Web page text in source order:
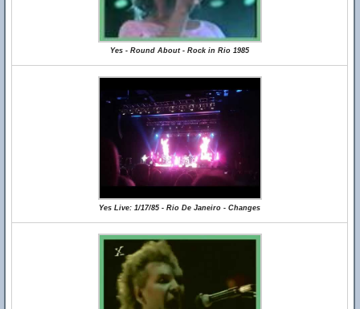
Yes - Round About - Rock in Rio 1985
Yes Live: 1/17/85 - Rio De Janeiro - Changes